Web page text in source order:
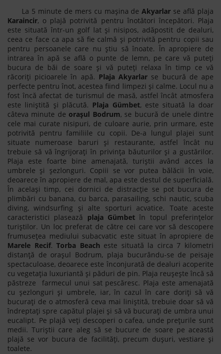
La 5 minute de mers cu mașina deAkyarlar se află plaja
Karaincir, o plajă potrivită pentru înotători începători. Plaja
este situată într-un golf lat și nisipos, adăpostit de dealuri,
ceea ce face ca apa să fie calmă și potrivită pentru copii sau
pentru persoanele care nu știu să înoate. În apropiere de
intrarea în apă se află o punte de lemn, pe care vă puteți
bucura de băi de soare și vă puteți relaxa în timp ce vă
răcoriți picioarele în apă. Plaja Akyarlar se bucură de ape
perfecte pentru înot, acestea fiind limpezi și calme. Locul nu a
fost încă afectat de turismul de masă, astfel încât atmosfera
este liniștită și plăcută. Plaja Gümbet, este situată la doar
câteva minute de orașul Bodrum, se bucură de unele dintre
cele mai curate nisipuri, de culoare aurie, prin urmare, este
potrivită pentru familiile cu copii. De-a lungul plajei sunt
situate numeroase baruri și restaurante, astfel încât nu
trebuie să vă îngrijorați în privința băuturilor și a gustărilor.
Plaja este foarte bine amenajată, turiștii având acces la
umbrele și șezlonguri. Copiii se vor putea bălăcii în voie,
deoarece în apropiere de mal, apa este destul de superficială.
În același timp, cei dornici de distracție se pot bucura de
plimbări cu banana, cu barca, parasailing, schi nautic, scuba
diving, windsurfing și alte sporturi acvatice. Toate aceste
caracteristici plasează plaja Gümbet în topul preferințelor
turiștilor. Un loc preferat de către cei care vor să descopere
frumusețea mediului subacvatic este situat în apropiere de
Marele Recif.Torba Beach este situată la circa 7 kilometri
distanță de orașul Bodrum, plaja bucurându-se de peisaje
spectaculoase, deoarece este înconjurată de dealuri acoperite
cu vegetația luxuriantă și păduri de pin. Plaja reușește încă să
păstreze farmecul unui sat pescăresc. Plaja este amenajată
cu șezlonguri și umbrele, iar, în cazul în care doriți să vă
bucurați de o atmosferă ceva mai liniștită, trebuie doar să vă
îndreptați spre capătul plajei și să vă bucurați de umbra unui
eucalipt. Pe plajă veți descoperi o cafea, unde prețurile sunt
medii. Turiștii care aleg să se bucure de soare pe această
plajă se vor bucura de facilități, precum dușuri, vestiare și
toalete.